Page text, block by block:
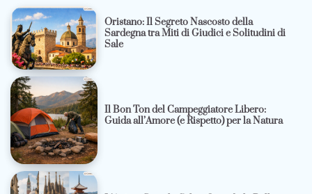
Oristano: Il Segreto Nascosto della
Sardegna tra Miti di Giudici e Solitudini di
Sale
Il Bon Ton del Campeggiatore Libero:
Guida all’Amore (e Rispetto) per la Natura